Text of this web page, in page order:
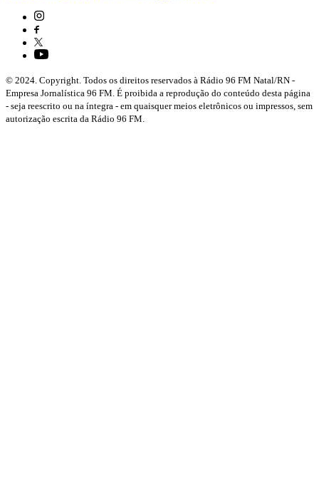
© 2024. Copyright. Todos os direitos reservados à Rádio 96 FM Natal/RN -
Empresa Jornalística 96 FM. É proibida a reprodução do conteúdo desta página
- seja reescrito ou na íntegra - em quaisquer meios eletrônicos ou impressos, sem
autorização escrita da Rádio 96 FM.